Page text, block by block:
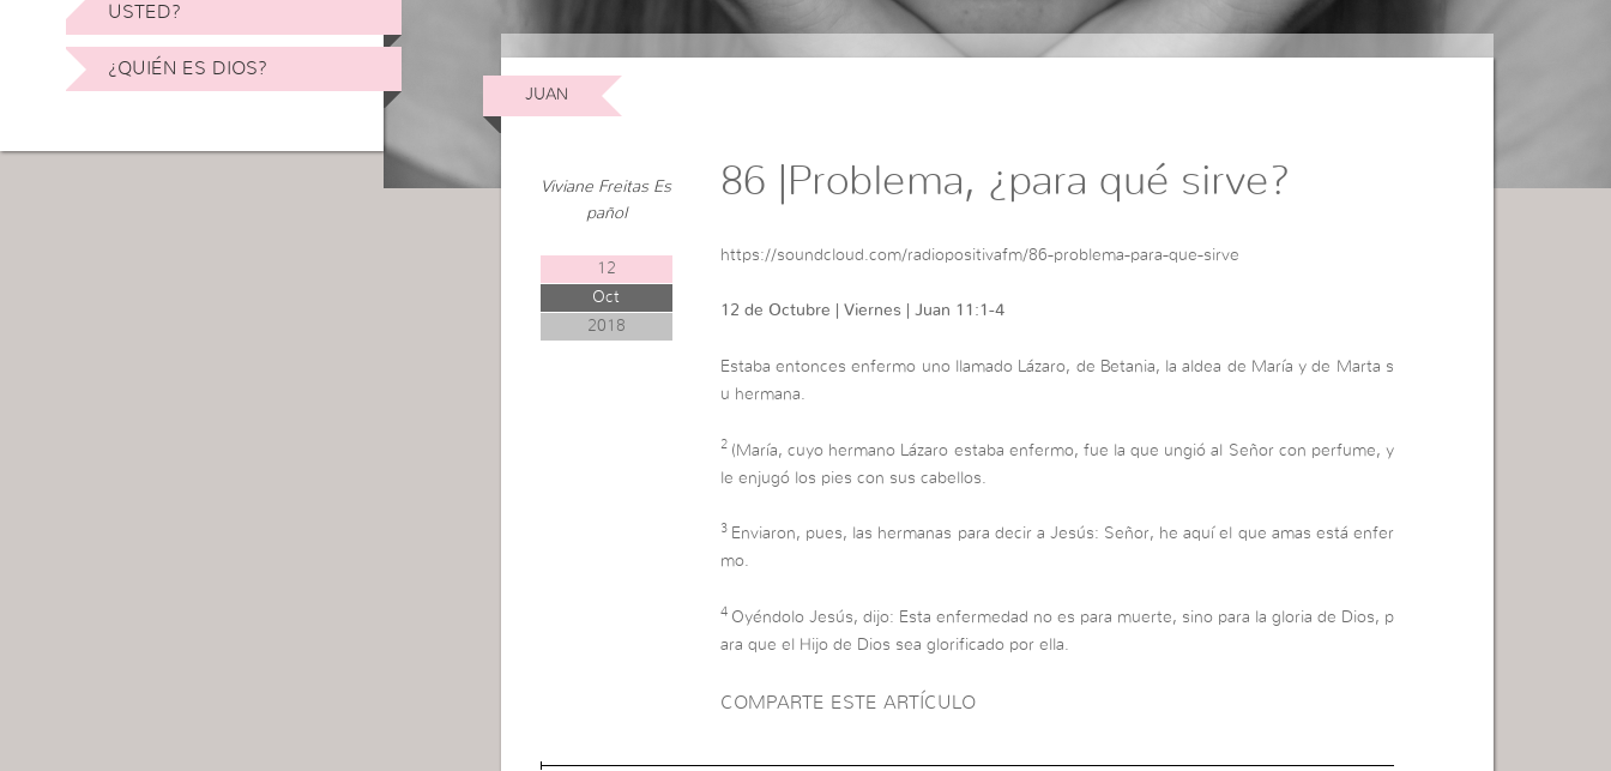
USTED?
¿QUIÉN ES DIOS?
JUAN
Viviane Freitas Es
pañol
12
Oct
2018
86 |Problema, ¿para qué sirve?
https://soundcloud.com/radiopositivafm/86-problema-para-que-sirve
12 de Octubre | Viernes | Juan 11:1-4
Estaba entonces enfermo uno llamado Lázaro, de Betania, la aldea de María y de Marta s
u hermana.
2 (María, cuyo hermano Lázaro estaba enfermo, fue la que ungió al Señor con perfume, y
le enjugó los pies con sus cabellos.
3 Enviaron, pues, las hermanas para decir a Jesús: Señor, he aquí el que amas está enfer
mo.
4 Oyéndolo Jesús, dijo: Esta enfermedad no es para muerte, sino para la gloria de Dios, p
ara que el Hijo de Dios sea glorificado por ella.
COMPARTE ESTE ARTÍCULO